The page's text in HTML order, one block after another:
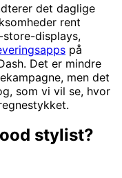
det daglige
rent
displays,
på
Det er mindre
men det
som vi vil se, hvor
stylist?